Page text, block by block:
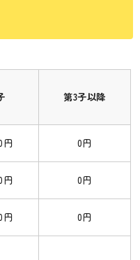
第3子以降
円 0円
円 0円
円 0円